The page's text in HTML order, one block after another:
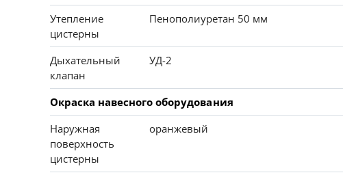
Утепление
цистерны
Пенополиуретан 50 мм
Дыхательный
клапан
УД-2
Окраска навесного оборудования
Наружная
поверхность
цистерны
оранжевый